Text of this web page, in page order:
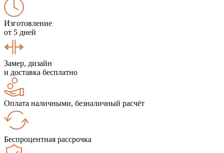
Изготовление
от 5 дней
Замер, дизайн
и доставка бесплатно
Оплата наличными, безналичный расчёт
Беспроцентная рассрочка